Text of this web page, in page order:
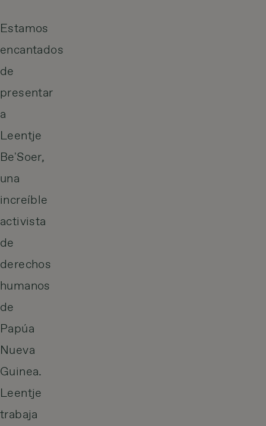
Estamos
encantados
de
presentar
a
Leentje
Be'Soer,
una
increíble
activista
de
derechos
humanos
de
Papúa
Nueva
Guinea.
Leentje
trabaja